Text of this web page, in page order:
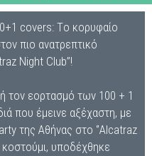
covers: Tο κορυφαίο
πιο ανατρεπτικό
Night Club’’!
τον εορτασμό των 100 + 1
που έμεινε αξέχαστη, με
της Αθήνας στο ‘’Alcatraz
κοστούμι, υποδέχθηκε